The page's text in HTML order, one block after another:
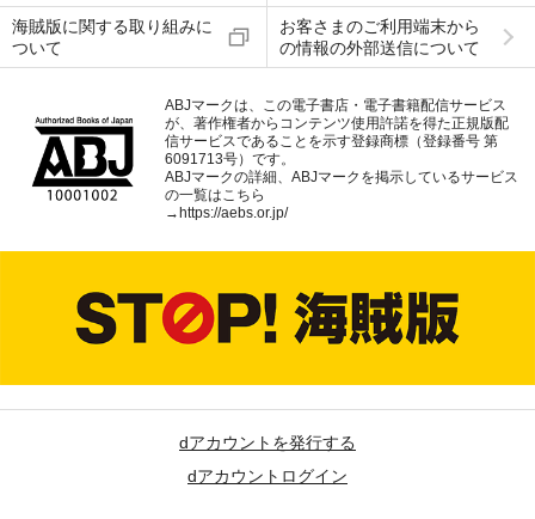
海賊版に関する取り組みに
ついて
お客さまのご利用端末から
の情報の外部送信について
ABJマークは、この電子書店・電子書籍配信サービス
が、著作権者からコンテンツ使用許諾を得た正規版配
信サービスであることを示す登録商標（登録番号 第
6091713号）です。
ABJマークの詳細、ABJマークを掲示しているサービス
の一覧はこちら
→https://aebs.or.jp/
dアカウントを発行する
dアカウントログイン